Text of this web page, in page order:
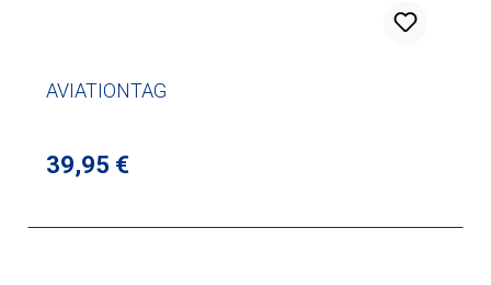
AVIATIONTAG
Regulärer Preis:
39,95 €